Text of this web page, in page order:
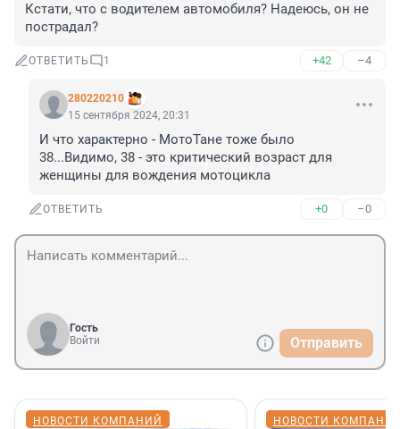
Кстати, что с водителем автомобиля? Надеюсь, он не
пострадал?
ОТВЕТИТЬ 1 +42 –4
280220210
15 сентября 2024, 20:31
И что характерно - МотоТане тоже было
38...Видимо, 38 - это критический возраст для
женщины для вождения мотоцикла
ОТВЕТИТЬ +0 –0
Гость
Войти
Отправить
НОВОСТИ КОМПАНИЙ НОВОСТИ